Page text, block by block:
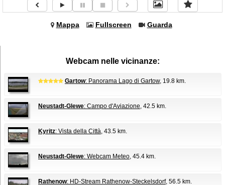
Mappa Fullscreen Guarda
Webcam nelle vicinanze:
Gartow: Panorama Lago di Gartow, 19.8 km.
Neustadt-Glewe: Campo d'Aviazione, 42.5 km.
Kyritz: Vista della Città, 43.5 km.
Neustadt-Glewe: Webcam Meteo, 45.4 km.
Rathenow: HD-Stream Rathenow-Steckelsdorf, 56.5 km.